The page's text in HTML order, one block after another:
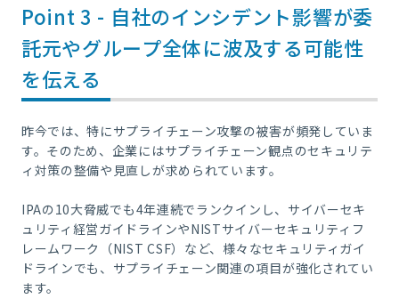
Point 3 - 自社のインシデント影響が委
託元やグループ全体に波及する可能性
を伝える
昨今では、特にサプライチェーン攻撃の被害が頻発していま
す。そのため、企業にはサプライチェーン観点のセキュリテ
ィ対策の整備や見直しが求められています。
IPAの 10大脅威でも4年連続でランクインし、サイバーセキ
ュリティ経営ガイドラインやNISTサイバーセキュリティフ
レームワーク（NIST CSF） など、様々なセキュリティガイ
ドラインでも、サプライチェーン関連の項目が強化されてい
ます。